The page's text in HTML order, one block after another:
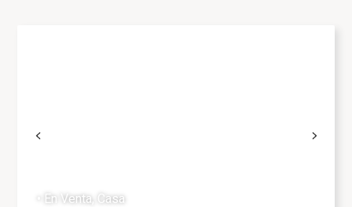
• En Venta, Casa